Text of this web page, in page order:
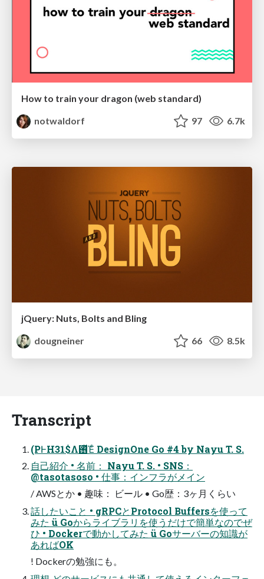
How to train your dragon (web standard)
notwaldorf
97 6.7k
jQuery: Nuts, Bolts and Bling
dougneiner
66 8.5k
Transcript
(PͰH31$Λ࢖ͬͯΈͨ DesignOne Go #4 by Nayu T. S.
自己紹介 • 名前： Nayu T. S. • SNS：
@tasotasoso • 仕事：インフラがメイン
/ AWSとか • 趣味： ビール • Go歴：3ヶ月くらい
話したいこと • gRPCとProtocol Buffersを使って
みた ü Goからライブラリを使うだけで簡単なのでぜ
ひ • Dockerで動かしてみた ü Goサーバーの知識が
あればOK
! Dockerの勉強にも。